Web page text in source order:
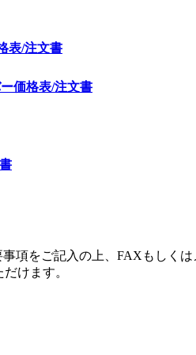
表/注文書
価格表/注文書
項をご記入の上、FAXもしくは
けます。